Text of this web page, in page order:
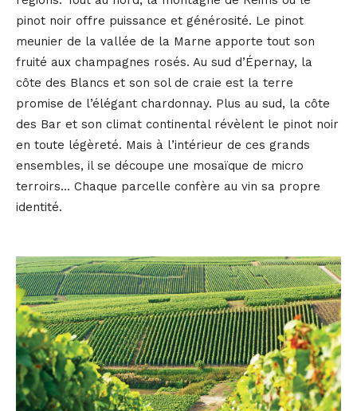
pinot noir offre puissance et générosité. Le pinot
meunier de la vallée de la Marne apporte tout son
fruité aux champagnes rosés. Au sud d’Épernay, la
côte des Blancs et son sol de craie est la terre
promise de l’élégant chardonnay. Plus au sud, la côte
des Bar et son climat continental révèlent le pinot noir
en toute légèreté. Mais à l’intérieur de ces grands
ensembles, il se découpe une mosaïque de micro
terroirs… Chaque parcelle confère au vin sa propre
identité.